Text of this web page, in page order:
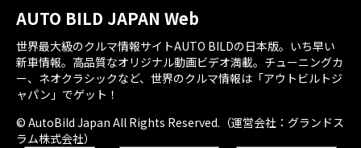
AUTO BILD JAPAN Web
世界最大級のクルマ情報サイトAUTO BILDの日本版。いち早い
新車情報。高品質なオリジナル動画ビデオ満載。チューニングカ
ー、ネオクラシックなど、世界のクルマ情報は「アウトビルトジ
ャパン」でゲット！
© AutoBild Japan All Rights Reserved.（運営会社：グランドス
ラム株式会社）